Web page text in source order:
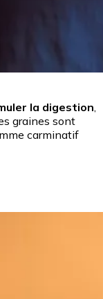
la digestion,
graines sont
carminatif